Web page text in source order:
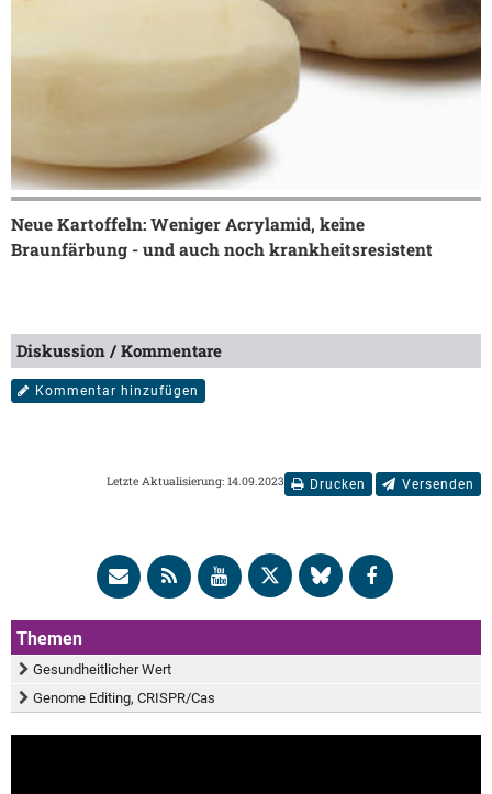
Neue Kartoffeln: Weniger Acrylamid, keine
Braunfärbung - und auch noch krankheitsresistent
Diskussion / Kommentare
Kommentar hinzufügen
Drucken Versenden
Letzte Aktualisierung: 14.09.2023
Themen
Gesundheitlicher Wert
Genome Editing, CRISPR/Cas